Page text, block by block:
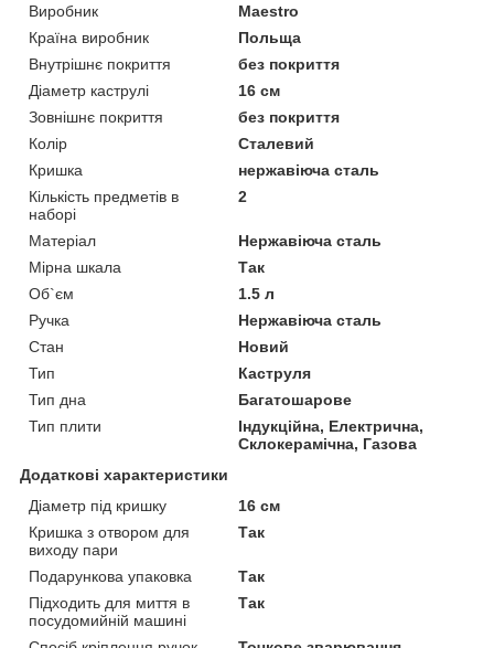
Виробник
Maestro
Країна виробник
Польща
Внутрішнє покриття
без покриття
Діаметр каструлі
16 см
Зовнішнє покриття
без покриття
Колір
Сталевий
Кришка
нержавіюча сталь
Кількість предметів в
наборі
2
Матеріал
Нержавіюча сталь
Мірна шкала
Так
Об`єм
1.5 л
Ручка
Нержавіюча сталь
Стан
Новий
Тип
Каструля
Тип дна
Багатошарове
Тип плити
Індукційна, Електрична,
Склокерамічна, Газова
Додаткові характеристики
Діаметр під кришку
16 см
Кришка з отвором для
виходу пари
Так
Подарункова упаковка
Так
Підходить для миття в
посудомийній машині
Так